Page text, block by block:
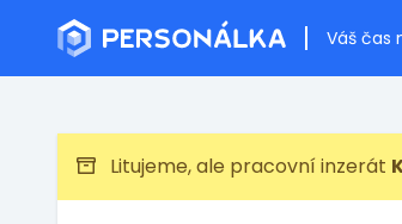
Váš čas
Litujeme, ale pracovní inzerát